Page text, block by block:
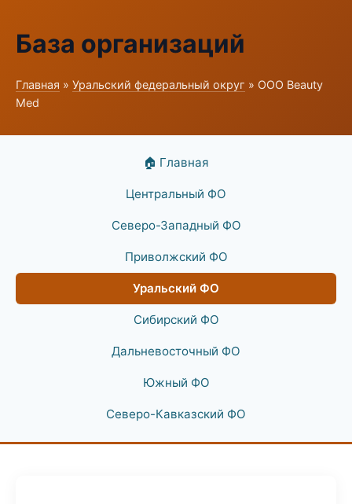
База организаций
Главная » Уральский федеральный округ » ООО Beauty
Med
🏠 Главная
Центральный ФО
Северо-Западный ФО
Приволжский ФО
Уральский ФО
Сибирский ФО
Дальневосточный ФО
Южный ФО
Северо-Кавказский ФО